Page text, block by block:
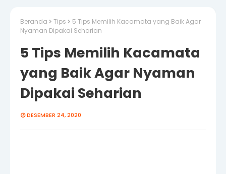
Beranda Tips
5 Tips Memilih Kacamata yang Baik Agar
Nyaman Dipakai Seharian
5 Tips Memilih Kacamata
yang Baik Agar Nyaman
Dipakai Seharian
DESEMBER 24, 2020